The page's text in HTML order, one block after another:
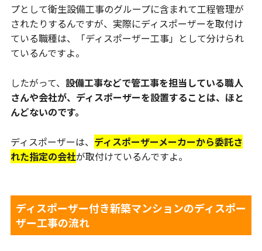
プとして衛生設備工事のグループに含まれて工程管理が
されたりするんですが、実際にディスポーザーを取付け
ている職種は、「ディスポーザー工事」として分けられ
ているんですよ。
したがって、 設備工事などで管工事を担当している職人
さんや会社が、ディスポーザーを設置することは、ほと
んどないのです。
ディスポーザーは、 ディスポーザーメーカーから委託さ
れた指定の会社が取付けているんですよ。
ディスポーザー付き新築マンションのディスポー
ザー工事の流れ